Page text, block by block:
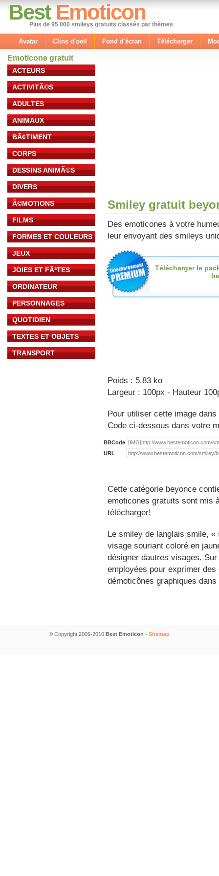
Best Emoticon
Plus de 95 000 smileys gratuits classés par thèmes
Avatar Clins d'oeil Fond d'écran Télécharger
Emoticone gratuit
ACTEURS
ACTIVITÃ©S
ADULTES
ANIMAUX
BÃ¢TIMENT
CORPS
DESSINS ANIMÃ©S
DIVERS
Ã©MOTIONS
FILMS
FORMES ET COULEURS
JEUX
JOIES ET FÃªTES
ORDINATEUR
PERSONNAGES
QUOTIDIEN
TEXTES ET OBJETS
TRANSPORT
Smiley gratuit
Des emoticones à votre
leur envoyant des smileys
Télécharger le
Poids : 5.83 ko
Largeur : 100px - Hauteur
Pour utiliser cette image
Code ci-dessous dans votre
BBCode
URL
Cette catégorie beyonce
emoticones gratuits sont mis
télécharger!
Le smiley de langlais smile,
visage souriant coloré en
désigner dautres visages.
employées pour exprimer
démoticônes graphiques
© Copyright 2009-2010 Best Emoticon - Sitemap